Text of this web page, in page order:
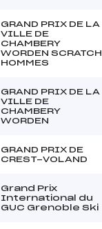
GRAND PRIX DE LA
VILLE DE
CHAMBERY
WORDEN SCRATCH
HOMMES
GRAND PRIX DE LA
VILLE DE
CHAMBERY
WORDEN
GRAND PRIX DE
CREST-VOLAND
Grand Prix
International du
GUC Grenoble Ski